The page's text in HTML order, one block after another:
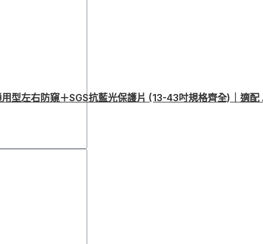
型左右防窺＋SGS抗藍光保護片 (13-43吋規格齊全)｜